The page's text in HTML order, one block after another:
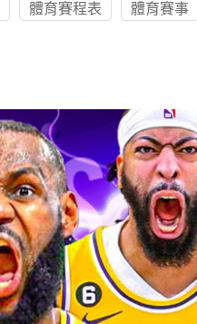
體育賽程表 體育賽事